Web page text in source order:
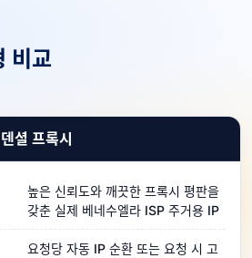
비교
셜 프록시
높은 신뢰도와 깨끗한 프록시 평판을
갖춘 실제 베네수엘라 ISP 주거용 IP
요청당 자동 IP 순환 또는 요청 시 고